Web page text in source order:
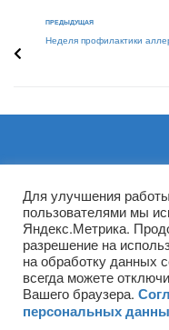
ПРЕДЫДУЩАЯ
Неделя профилактики
Архивы
Для улучшения
пользователями мы
Яндекс.Метрика.
разрешение на
на обработку данных
всегда можете
Вашего браузера.
персональных